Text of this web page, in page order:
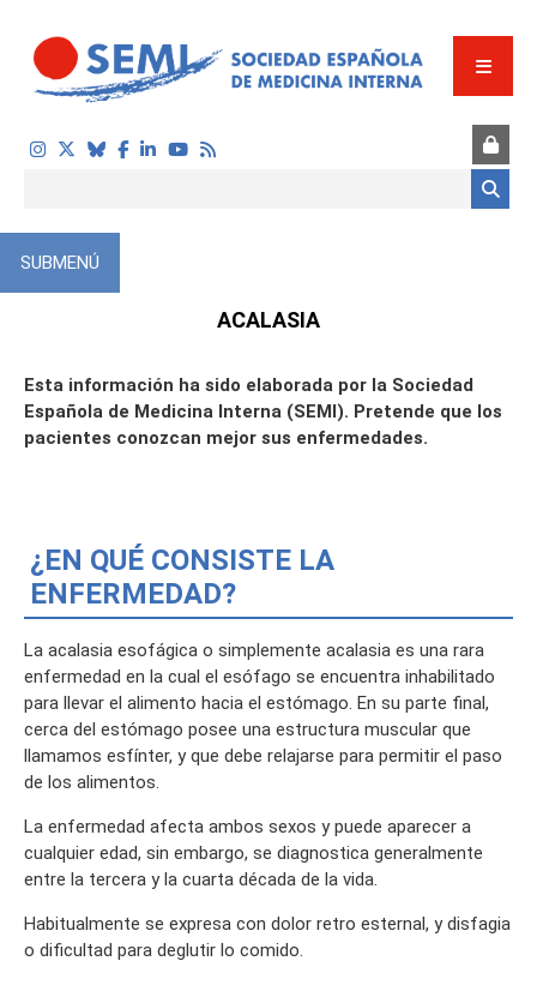
ACALASIA
SUBMENÚ
Esta información ha sido elaborada por la Sociedad
Española de Medicina Interna (SEMI). Pretende que los
pacientes conozcan mejor sus enfermedades.
¿EN QUÉ CONSISTE LA
ENFERMEDAD?
La acalasia esofágica o simplemente acalasia es una rara
enfermedad en la cual el esófago se encuentra inhabilitado
para llevar el alimento hacia el estómago. En su parte final,
cerca del estómago posee una estructura muscular que
llamamos esfínter, y que debe relajarse para permitir el paso
de los alimentos.
La enfermedad afecta ambos sexos y puede aparecer a
cualquier edad, sin embargo, se diagnostica generalmente
entre la tercera y la cuarta década de la vida.
Habitualmente se expresa con dolor retro esternal, y disfagia
o dificultad para deglutir lo comido.